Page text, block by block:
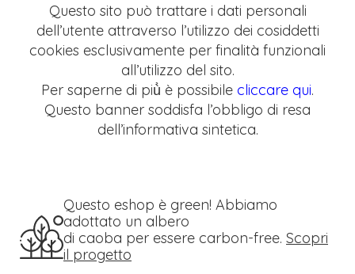
Questo sito può trattare i dati personali
dell’utente attraverso l’utilizzo dei cosiddetti
cookies esclusivamente per finalità funzionali
all’utilizzo del sito.
Per saperne di più̀ è possibile cliccare qui.
Questo banner soddisfa l’obbligo di resa
dell’informativa sintetica.
Questo eshop è green! Abbiamo
adottato un albero
di caoba per essere carbon-free. Scopri
il progetto